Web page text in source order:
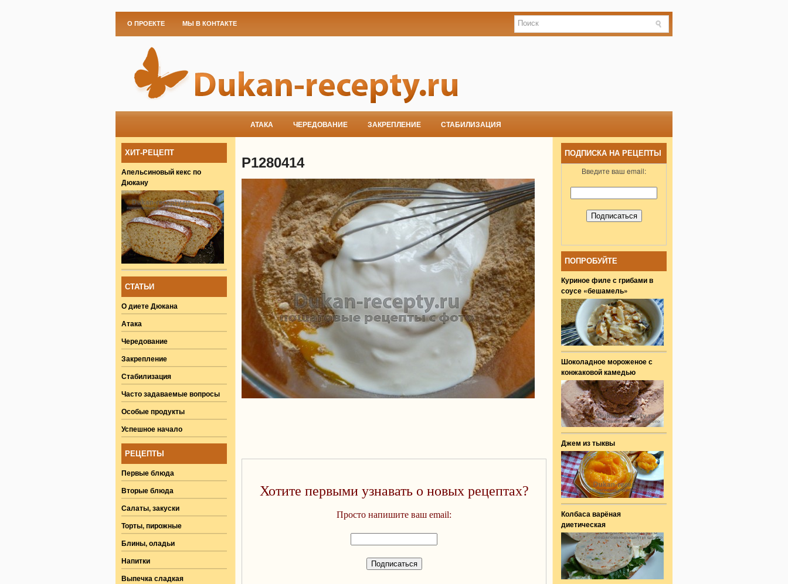
О ПРОЕКТЕ МЫ В КОНТАКТЕ
АТАКА ЧЕРЕДОВАНИЕ ЗАКРЕПЛЕНИЕ СТАБИЛИЗАЦИЯ
ХИТ-РЕЦЕПТ
Апельсиновый кекс по
Дюкану
СТАТЬИ
О диете Дюкана
Атака
Чередование
Закрепление
Стабилизация
Часто задаваемые вопросы
Особые продукты
Успешное начало
РЕЦЕПТЫ
Первые блюда
Вторые блюда
Салаты, закуски
Торты, пирожные
Блины, оладьи
Напитки
Выпечка сладкая
P1280414
Хотите первыми узнавать о новых рецептах?
Просто напишите ваш email:
ПОДПИСКА НА РЕЦЕПТЫ
Введите ваш email:
ПОПРОБУЙТЕ
Куриное филе с грибами в
соусе «бешамель»
Шоколадное мороженое с
конжаковой камедью
Джем из тыквы
Колбаса варёная
диетическая